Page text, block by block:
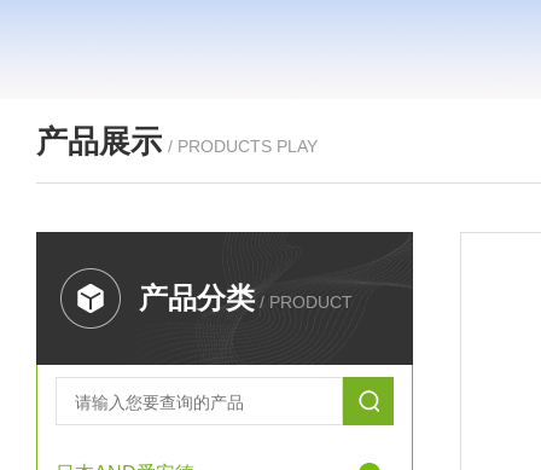
产品展示 / PRODUCTS PLAY
产品分类 / PRODUCT